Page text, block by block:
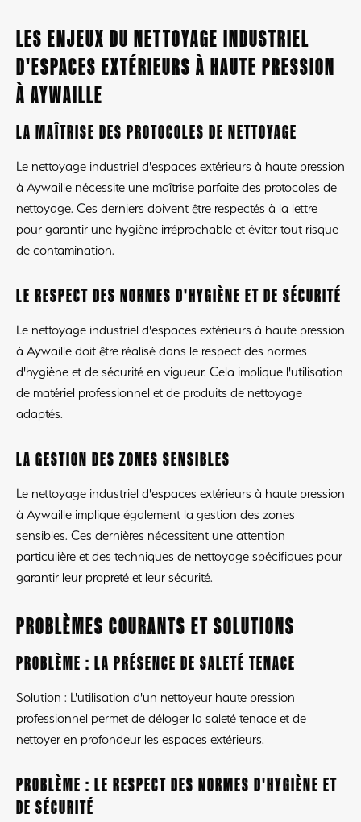
LES ENJEUX DU NETTOYAGE INDUSTRIEL
D'ESPACES EXTÉRIEURS À HAUTE PRESSION
À AYWAILLE
LA MAÎTRISE DES PROTOCOLES DE NETTOYAGE
Le nettoyage industriel d'espaces extérieurs à haute pression
à Aywaille nécessite une maîtrise parfaite des protocoles de
nettoyage. Ces derniers doivent être respectés à la lettre
pour garantir une hygiène irréprochable et éviter tout risque
de contamination.
LE RESPECT DES NORMES D'HYGIÈNE ET DE SÉCURITÉ
Le nettoyage industriel d'espaces extérieurs à haute pression
à Aywaille doit être réalisé dans le respect des normes
d'hygiène et de sécurité en vigueur. Cela implique l'utilisation
de matériel professionnel et de produits de nettoyage
adaptés.
LA GESTION DES ZONES SENSIBLES
Le nettoyage industriel d'espaces extérieurs à haute pression
à Aywaille implique également la gestion des zones
sensibles. Ces dernières nécessitent une attention
particulière et des techniques de nettoyage spécifiques pour
garantir leur propreté et leur sécurité.
PROBLÈMES COURANTS ET SOLUTIONS
PROBLÈME : LA PRÉSENCE DE SALETÉ TENACE
Solution : L'utilisation d'un nettoyeur haute pression
professionnel permet de déloger la saleté tenace et de
nettoyer en profondeur les espaces extérieurs.
PROBLÈME : LE RESPECT DES NORMES D'HYGIÈNE ET
DE SÉCURITÉ